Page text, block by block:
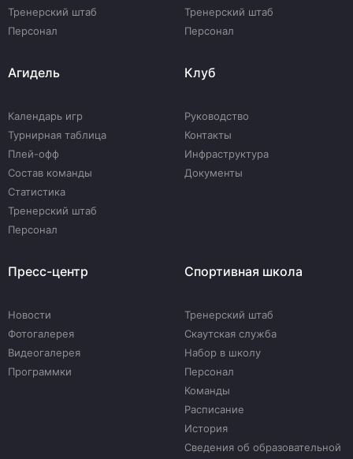
Тренерский штаб
Персонал
Тренерский штаб
Персонал
Агидель
Календарь игр
Турнирная таблица
Плей-офф
Состав команды
Статистика
Тренерский штаб
Персонал
Клуб
Руководство
Контакты
Инфраструктура
Документы
Пресс-центр
Новости
Фотогалерея
Видеогалерея
Программки
Спортивная школа
Тренерский штаб
Скаутская служба
Набор в школу
Персонал
Команды
Расписание
История
Сведения об образовательной